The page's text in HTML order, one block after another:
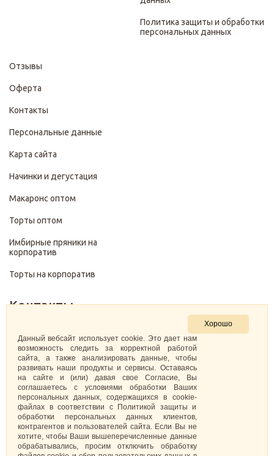
Политика защиты и обработки
персональных данных
Отзывы
Оферта
Контакты
Персональные данные
Карта сайта
Начинки и дегустация
Макаронс оптом
Торты оптом
Имбирные пряники на
корпоратив
Торты на корпоратив
Контакты
+7 (499) 322-28-29
pirojenka.rf@gmail.com
Москва, Павелецкая набережная 10к1
ИНН: 773575794220
Самозанятая Кретова Анастасия Юрьевна
Хорошо
Данный вебсайт использует cookie. Это дает нам
возможность следить за корректной работой
сайта, а также анализировать данные, чтобы
развивать наши продукты и сервисы. Оставаясь
на сайте и (или) давая свое Согласие, Вы
соглашаетесь с условиями обработки Ваших
персональных данных, содержащихся в cookie-
файлах в соответствии с Политикой защиты и
обработки персональных данных клиентов,
контрагентов и пользователей сайта. Если Вы не
хотите, чтобы Ваши вышеперечисленные данные
обрабатывались, просим отключить обработку